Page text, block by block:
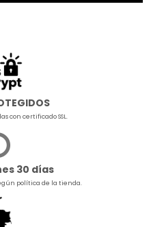
con certificado SSL.
30 días
política de la tienda.